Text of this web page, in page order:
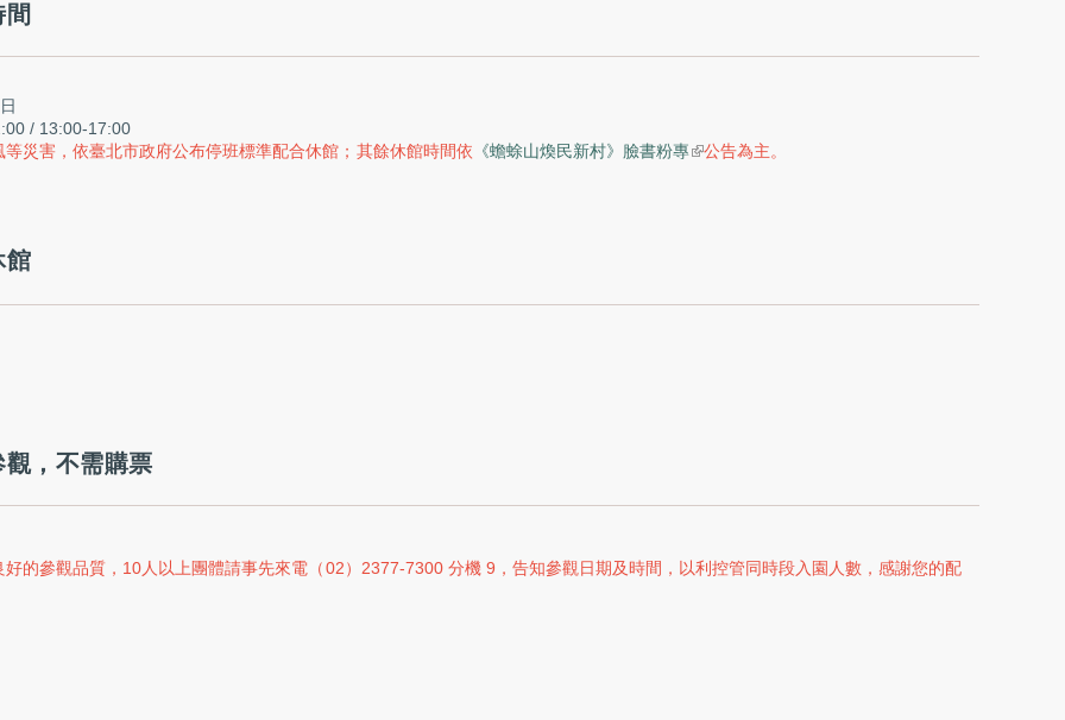
/ 13:00-17:00
等災害，依臺北市政府公布停班標準配合休館；其餘休館時間依 《蟾蜍山煥民新村》臉書粉專(link is external)
公告為主。
館
觀，不需購票
好的參觀品質，10人以上團體請事先來電（02）2377-7300 分機 9，告知參觀日期及時間，以利控管同時段入園人數，感謝您的配